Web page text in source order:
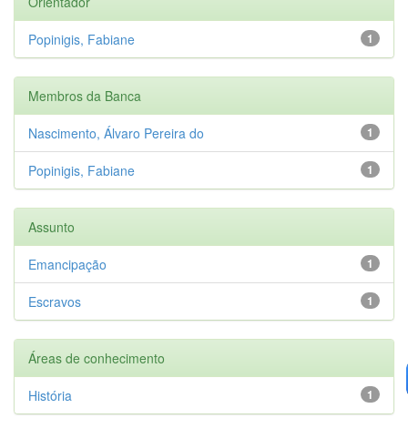
1
Popinigis, Fabiane
Membros da Banca
1
Nascimento, Álvaro Pereira do
1
Popinigis, Fabiane
Assunto
1
Emancipação
1
Escravos
Áreas de conhecimento
1
História